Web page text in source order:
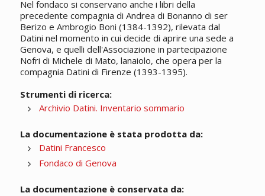
Nel fondaco si conservano anche i libri della
precedente compagnia di Andrea di Bonanno di ser
Berizo e Ambrogio Boni (1384-1392), rilevata dal
Datini nel momento in cui decide di aprire una sede a
Genova, e quelli dell'Associazione in partecipazione
Nofri di Michele di Mato, lanaiolo, che opera per la
compagnia Datini di Firenze (1393-1395).
Strumenti di ricerca:
Archivio Datini. Inventario sommario
La documentazione è stata prodotta da:
Datini Francesco
Fondaco di Genova
La documentazione è conservata da: